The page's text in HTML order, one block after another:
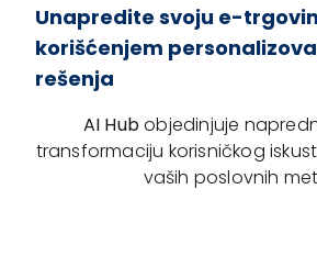
Unapredite svoju e-
korišćenjem
rešenja
AI Hubobjedinjuje
transformaciju korisničkog
vaših poslovnih